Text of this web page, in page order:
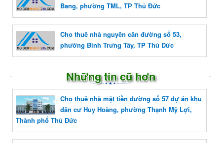
Bang, phường TML, TP Thủ Đức
Cho thuê nhà nguyên căn đường số 53,
phường Bình Trưng Tây, TP Thủ Đức
Những tin cũ hơn
Cho thuê nhà mặt tiền đường số 57 dự án khu
dân cư Huy Hoàng, phường Thạnh Mỹ Lợi,
Thành phố Thủ Đức